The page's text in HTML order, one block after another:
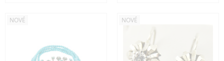
NOVÉ NOVÉ